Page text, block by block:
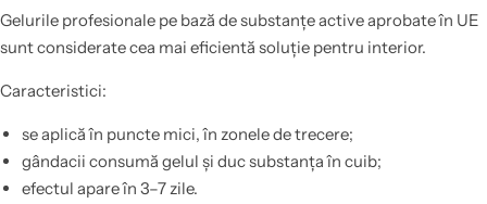
Gelurile profesionale pe bază de substanțe active aprobate în UE
sunt considerate cea mai eficientă soluție pentru interior.
Caracteristici:
se aplică în puncte mici, în zonele de trecere;
gândacii consumă gelul și duc substanța în cuib;
efectul apare în 3–7 zile.